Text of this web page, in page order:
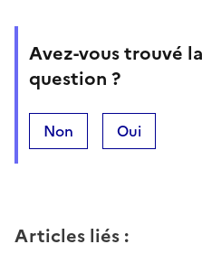
Avez-vous trouvé
question ?
Non Oui
Articles liés :